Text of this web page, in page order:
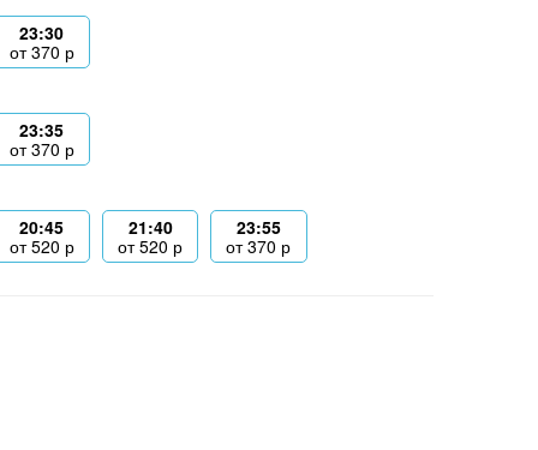
23:30
от370 р
23:35
от370 р
20:45
от520 р
21:40
от520 р
23:55
от370 р